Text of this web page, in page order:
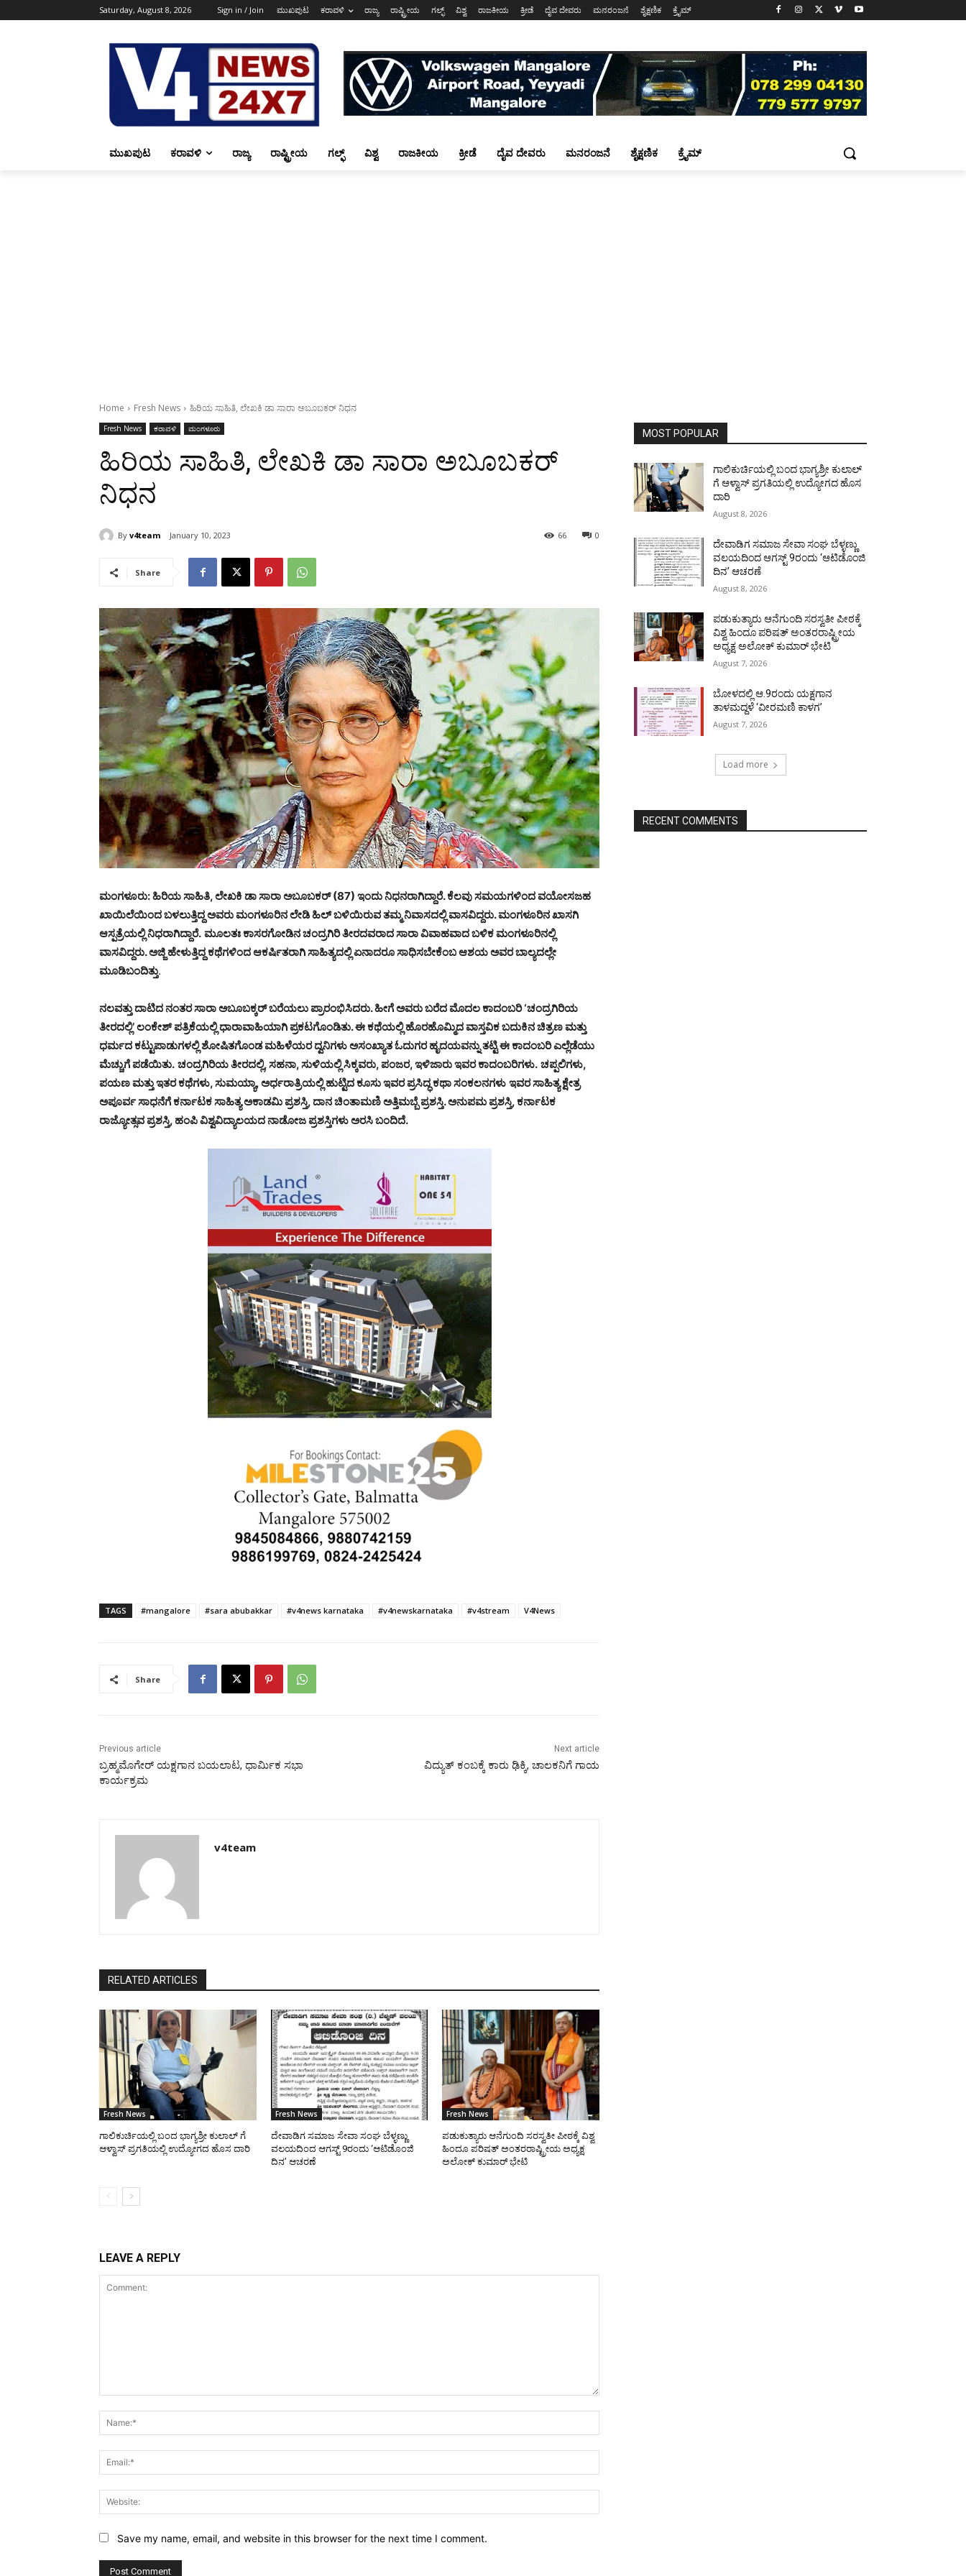
Saturday, August 8, 2026 Sign in / Join ಮುಖಪುಟ ಕರಾವಳಿ ರಾಜ್ಯ ರಾಷ್ಟ್ರೀಯ ಗಲ್ಫ್ ವಿಶ್ವ ರಾಜಕೀಯ ಕ್ರೀಡೆ ದೈವ ದೇವರು ಮನರಂಜನೆ ಶೈಕ್ಷಣಿಕ ಕ್ರೈಮ್
ಮುಖಪುಟ ಕರಾವಳಿ ರಾಜ್ಯ ರಾಷ್ಟ್ರೀಯ ಗಲ್ಫ್ ವಿಶ್ವ ರಾಜಕೀಯ ಕ್ರೀಡೆ ದೈವ ದೇವರು ಮನರಂಜನೆ ಶೈಕ್ಷಣಿಕ ಕ್ರೈಮ್
Home Fresh News ಹಿರಿಯ ಸಾಹಿತಿ, ಲೇಖಕಿ ಡಾ ಸಾರಾ ಅಬೂಬಕರ್ ನಿಧನ
Fresh News ಕರಾವಳಿ ಮಂಗಳೂರು
ಹಿರಿಯ ಸಾಹಿತಿ, ಲೇಖಕಿ ಡಾ ಸಾರಾ ಅಬೂಬಕರ್
ನಿಧನ
By v4team January 10, 2023 0
66
Share
ಮಂಗಳೂರು: ಹಿರಿಯ ಸಾಹಿತಿ, ಲೇಖಕಿ ಡಾ ಸಾರಾ ಅಬೂಬಕರ್ (87) ಇಂದು ನಿಧನರಾಗಿದ್ದಾರೆ. ಕೆಲವು ಸಮಯಗಳಿಂದ ವಯೋಸಜಹ
ಖಾಯಿಲೆಯಿಂದ ಬಳಲುತ್ತಿದ್ದ ಅವರು ಮಂಗಳೂರಿನ ಲೇಡಿ ಹಿಲ್ ಬಳಿಯಿರುವ ತಮ್ಮ ನಿವಾಸದಲ್ಲಿ ವಾಸವಿದ್ದರು. ಮಂಗಳೂರಿನ ಖಾಸಗಿ
ಆಸ್ಪತ್ರೆಯಲ್ಲಿ ನಿಧರಾಗಿದ್ದಾರೆ. ಮೂಲತಃ ಕಾಸರಗೋಡಿನ ಚಂದ್ರಗಿರಿ ತೀರದವರಾದ ಸಾರಾ ವಿವಾಹವಾದ ಬಳಿಕ ಮಂಗಳೂರಿನಲ್ಲಿ
ವಾಸವಿದ್ದರು. ಅಜ್ಜಿ ಹೇಳುತ್ತಿದ್ದ ಕಥೆಗಳಿಂದ ಆಕರ್ಷಿತರಾಗಿ ಸಾಹಿತ್ಯದಲ್ಲಿ ಏನಾದರೂ ಸಾಧಿಸಬೇಕೆಂಬ ಆಶಯ ಅವರ ಬಾಲ್ಯದಲ್ಲೇ
ಮೂಡಿಬಂದಿತ್ತು.
ನಲವತ್ತು ದಾಟಿದ ನಂತರ ಸಾರಾ ಅಬೂಬಕ್ಕರ್ ಬರೆಯಲು ಪ್ರಾರಂಭಿಸಿದರು. ಹೀಗೆ ಅವರು ಬರೆದ ಮೊದಲ ಕಾದಂಬರಿ ‘ಚಂದ್ರಗಿರಿಯ
ತೀರದಲ್ಲಿ’ ಲಂಕೇಶ್ ಪತ್ರಿಕೆಯಲ್ಲಿ ಧಾರಾವಾಹಿಯಾಗಿ ಪ್ರಕಟಗೊಂಡಿತು. ಈ ಕಥೆಯಲ್ಲಿ ಹೊರಹೊಮ್ಮಿದ ವಾಸ್ತವಿಕ ಬದುಕಿನ ಚಿತ್ರಣ ಮತ್ತು
ಧರ್ಮದ ಕಟ್ಟುಪಾಡುಗಳಲ್ಲಿ ಶೋಷಿತಗೊಂಡ ಮಹಿಳೆಯರ ದ್ವನಿಗಳು ಅಸಂಖ್ಯಾತ ಓದುಗರ ಹೃದಯವನ್ನು ತಟ್ಟಿ ಈ ಕಾದಂಬರಿ ಎಲ್ಲೆಡೆಯು
ಮೆಚ್ಚುಗೆ ಪಡೆಯಿತು. ಚಂದ್ರಗಿರಿಯ ತೀರದಲ್ಲಿ, ಸಹನಾ, ಸುಳಿಯಲ್ಲಿ ಸಿಕ್ಕವರು, ಪಂಜರ, ಇಳಿಜಾರು ಇವರ ಕಾದಂಬರಿಗಳು. ಚಪ್ಪಲಿಗಳು,
ಪಯಣ ಮತ್ತು ಇತರ ಕಥೆಗಳು, ಸುಮಯ್ಯಾ, ಅರ್ಧರಾತ್ರಿಯಲ್ಲಿ ಹುಟ್ಟಿದ ಕೂಸು ಇವರ ಪ್ರಸಿದ್ಧ ಕಥಾ ಸಂಕಲನಗಳು ಇವರ ಸಾಹಿತ್ಯ ಕ್ಷೇತ್ರ
ಅಪೂರ್ವ ಸಾಧನೆಗೆ ಕರ್ನಾಟಕ ಸಾಹಿತ್ಯ ಅಕಾಡಮಿ ಪ್ರಶಸ್ತಿ, ದಾನ ಚಿಂತಾಮಣಿ ಅತ್ತಿಮಬ್ಬೆ ಪ್ರಶಸ್ತಿ. ಅನುಪಮ ಪ್ರಶಸ್ತಿ, ಕರ್ನಾಟಕ
ರಾಜ್ಯೋತ್ಸವ ಪ್ರಶಸ್ತಿ, ಹಂಪಿ ವಿಶ್ವವಿದ್ಯಾಲಯದ ನಾಡೋಜ ಪ್ರಶಸ್ತಿಗಳು ಅರಸಿ ಬಂದಿದೆ.
TAGS #mangalore #sara abubakkar #v4news karnataka #v4newskarnataka #v4stream V4News
Share
Previous article
ಬ್ರಹ್ಮಮೊಗೇರ್ ಯಕ್ಷಗಾನ ಬಯಲಾಟ, ಧಾರ್ಮಿಕ ಸಭಾ
ಕಾರ್ಯಕ್ರಮ
Next article
ವಿದ್ಯುತ್ ಕಂಬಕ್ಕೆ ಕಾರು ಢಿಕ್ಕಿ, ಚಾಲಕನಿಗೆ ಗಾಯ
v4team
RELATED ARTICLES
Fresh News
ಗಾಲಿಕುರ್ಚಿಯಲ್ಲಿ ಬಂದ ಭಾಗ್ಯಶ್ರೀ ಕುಲಾಲ್ ಗೆ
ಆಳ್ವಾಸ್ ಪ್ರಗತಿಯಲ್ಲಿ ಉದ್ಯೋಗದ ಹೊಸ ದಾರಿ
Fresh News
ದೇವಾಡಿಗ ಸಮಾಜ ಸೇವಾ ಸಂಘ ಬೆಳ್ಳಣ್ಣು
ವಲಯದಿಂದ ಆಗಸ್ಟ್ 9ರಂದು ‘ಆಟಿಡೊಂಜಿ
ದಿನ’ ಆಚರಣೆ
Fresh News
ಪಡುಕುತ್ಯಾರು ಆನೆಗುಂದಿ ಸರಸ್ವತೀ ಪೀಠಕ್ಕೆ ವಿಶ್ವ
ಹಿಂದೂ ಪರಿಷತ್ ಅಂತರರಾಷ್ಟ್ರೀಯ ಅಧ್ಯಕ್ಷ
ಅಲೋಕ್ ಕುಮಾರ್ ಭೇಟಿ
LEAVE A REPLY
Save my name, email, and website in this browser for the next time I comment.
MOST POPULAR
ಗಾಲಿಕುರ್ಚಿಯಲ್ಲಿ ಬಂದ ಭಾಗ್ಯಶ್ರೀ ಕುಲಾಲ್
ಗೆ ಆಳ್ವಾಸ್ ಪ್ರಗತಿಯಲ್ಲಿ ಉದ್ಯೋಗದ ಹೊಸ
ದಾರಿ
August 8, 2026
ದೇವಾಡಿಗ ಸಮಾಜ ಸೇವಾ ಸಂಘ ಬೆಳ್ಳಣ್ಣು
ವಲಯದಿಂದ ಆಗಸ್ಟ್ 9ರಂದು ‘ಆಟಿಡೊಂಜಿ
ದಿನ’ ಆಚರಣೆ
August 8, 2026
ಪಡುಕುತ್ಯಾರು ಆನೆಗುಂದಿ ಸರಸ್ವತೀ ಪೀಠಕ್ಕೆ
ವಿಶ್ವ ಹಿಂದೂ ಪರಿಷತ್ ಅಂತರರಾಷ್ಟ್ರೀಯ
ಅಧ್ಯಕ್ಷ ಅಲೋಕ್ ಕುಮಾರ್ ಭೇಟಿ
August 7, 2026
ಬೋಳದಲ್ಲಿ ಆ.9ರಂದು ಯಕ್ಷಗಾನ
ತಾಳಮದ್ದಳೆ ‘ವೀರಮಣಿ ಕಾಳಗ’
August 7, 2026
Load more
RECENT COMMENTS